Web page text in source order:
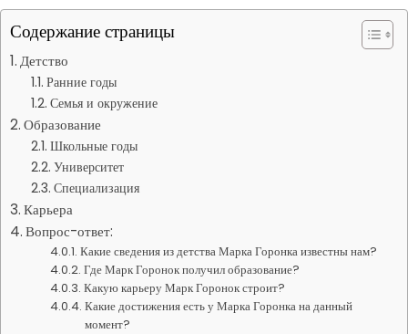
Содержание страницы
Детство
Ранние годы
Семья и окружение
Образование
Школьные годы
Университет
Специализация
Карьера
Вопрос-ответ:
Какие сведения из детства Марка Горонка известны нам?
Где Марк Горонок получил образование?
Какую карьеру Марк Горонок строит?
Какие достижения есть у Марка Горонка на данный
момент?